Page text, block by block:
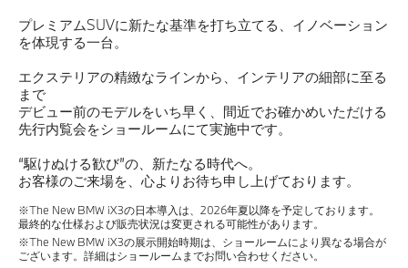
プレミアムSUVに新たな基準を打ち立てる、イノベーション
を体現する一台。
エクステリアの精緻なラインから、インテリアの細部に至る
まで
デビュー前のモデルをいち早く、間近でお確かめいただける
先行内覧会をショールームにて実施中です。
“駆けぬける歓び”の、新たなる時代へ。
お客様のご来場を、心よりお待ち申し上げております。
※The New BMW iX3の日本導入は、2026年夏以降を予定しております。
最終的な仕様および販売状況は変更される可能性があります。
※The New BMW iX3の展示開始時期は、ショールームにより異なる場合が
ございます。詳細はショールームまでお問い合わせください。